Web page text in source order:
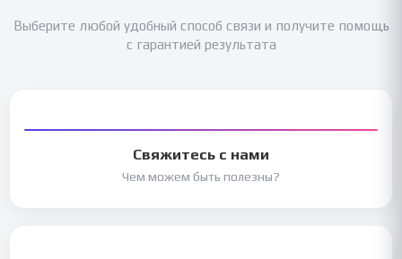
Выберите любой удобный способ связи и получите помощь
с гарантией результата
Свяжитесь с нами
Чем можем быть полезны?